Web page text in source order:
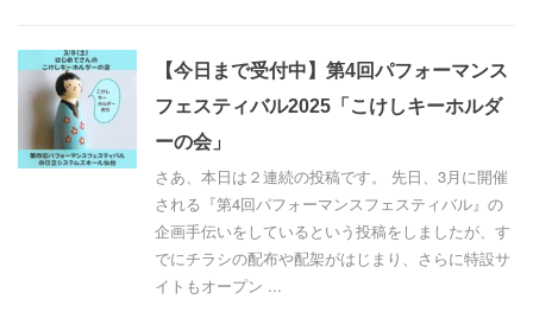
【今日まで受付中】第4回パフォーマンス
フェスティバル2025「こけしキーホルダ
ーの会」
さあ、本日は２連続の投稿です。 先日、3月に開催
される『第4回パフォーマンスフェスティバル』の
企画手伝いをしているという投稿をしましたが、す
でにチラシの配布や配架がはじまり、さらに特設サ
イトもオープン ...